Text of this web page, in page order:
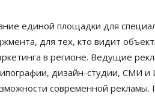
единой площадки для
для тех, кто видит
в регионе. Ведущие
дизайн-студии, СМИ
современной рекламы.